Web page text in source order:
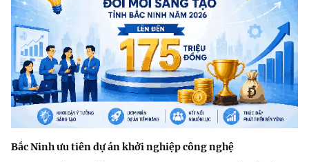
Bắc Ninh ưu tiên dự án khởi nghiệp công nghệ